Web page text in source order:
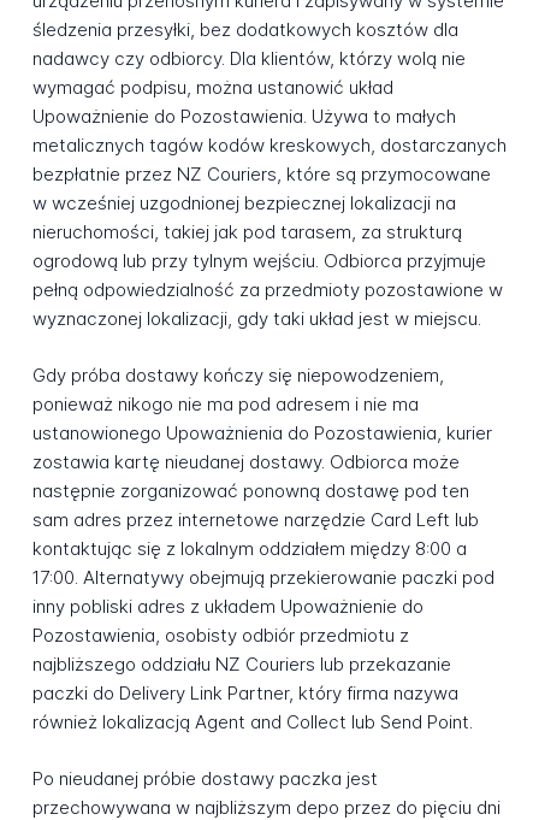
śledzenia przesyłki, bez dodatkowych kosztów dla
nadawcy czy odbiorcy. Dla klientów, którzy wolą nie
wymagać podpisu, można ustanowić układ
Upoważnienie do Pozostawienia. Używa to małych
metalicznych tagów kodów kreskowych, dostarczanych
bezpłatnie przez NZ Couriers, które są przymocowane
w wcześniej uzgodnionej bezpiecznej lokalizacji na
nieruchomości, takiej jak pod tarasem, za strukturą
ogrodową lub przy tylnym wejściu. Odbiorca przyjmuje
pełną odpowiedzialność za przedmioty pozostawione w
wyznaczonej lokalizacji, gdy taki układ jest w miejscu.
Gdy próba dostawy kończy się niepowodzeniem,
ponieważ nikogo nie ma pod adresem i nie ma
ustanowionego Upoważnienia do Pozostawienia, kurier
zostawia kartę nieudanej dostawy. Odbiorca może
następnie zorganizować ponowną dostawę pod ten
sam adres przez internetowe narzędzie Card Left lub
kontaktując się z lokalnym oddziałem między 8:00 a
17:00. Alternatywy obejmują przekierowanie paczki pod
inny pobliski adres z układem Upoważnienie do
Pozostawienia, osobisty odbiór przedmiotu z
najbliższego oddziału NZ Couriers lub przekazanie
paczki do Delivery Link Partner, który firma nazywa
również lokalizacją Agent and Collect lub Send Point.
Po nieudanej próbie dostawy paczka jest
przechowywana w najbliższym depo przez do pięciu dni